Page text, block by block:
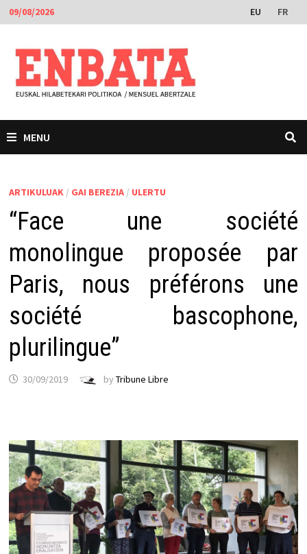
Skip
to
content
09/08/2026 EU FR
MENU
ARTIKULUAK / GAI BEREZIA/ ULERTU
“Face une société
monolingue proposée par
Paris, nous préférons une
société bascophone,
plurilingue”
30/09/2019 by Tribune Libre